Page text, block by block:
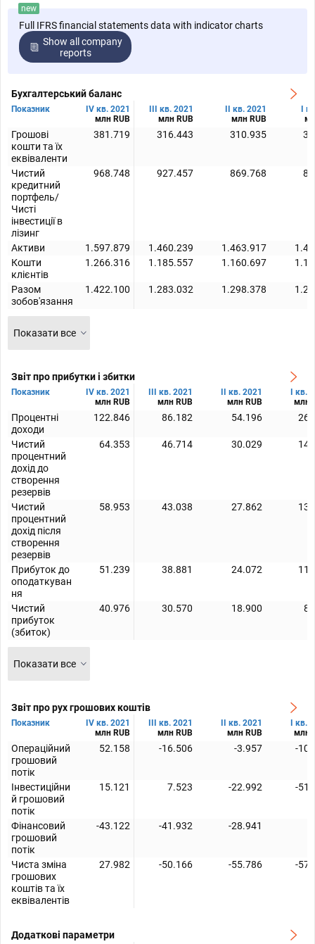
new
Full IFRS financial statements data with indicator charts
Show all company
reports
Бухгалтерський баланс
Показник
IV кв. 2021
млн RUB
III кв. 2021
млн RUB
II кв. 2021
млн RUB
I
Грошові
кошти та їх
еквіваленти
381.719 316.443 310.935
Чистий
кредитний
портфель/
Чисті
інвестиції в
лізинг
968.748 927.457 869.768
Активи 1.597.879 1.460.239 1.463.917
Кошти
клієнтів
1.266.316 1.185.557 1.160.697
Разом
зобов'язання
1.422.100 1.283.032 1.298.378
Показати все
Звіт про прибутки і збитки
Показник
IV кв. 2021
млн RUB
III кв. 2021
млн RUB
II кв. 2021
млн RUB
I кв.
млн
Процентні
доходи
122.846 86.182 54.196
Чистий
процентний
дохід до
створення
резервів
64.353 46.714 30.029
Чистий
процентний
дохід піcля
створення
резервів
58.953 43.038 27.862
Прибуток до
оподаткуван
ня
51.239 38.881 24.072
Чистий
прибуток
(збиток)
40.976 30.570 18.900
Показати все
Звіт про рух грошових коштів
Показник
IV кв. 2021
млн RUB
III кв. 2021
млн RUB
II кв. 2021
млн RUB
I кв.
млн
Операційний
грошовий
потік
52.158 -16.506 -3.957 -
Інвестиційни
й грошовий
потік
15.121 7.523 -22.992 -
Фінансовий
грошовий
потік
-43.122 -41.932 -28.941
Чиста зміна
грошових
коштів та їх
еквівалентів
27.982 -50.166 -55.786 -
Додаткові параметри